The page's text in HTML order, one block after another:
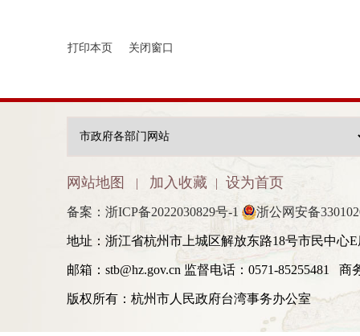
打印本页 关闭窗口
网站地图 | 加入收藏 | 设为首页
备案：浙ICP备2022030829号-1 浙公网安备
地址：浙江省杭州市上城区解放东路18号市民中心E
邮箱：stb@hz.gov.cn 监督电话：0571-85255481 商
版权所有：杭州市人民政府台湾事务办公室